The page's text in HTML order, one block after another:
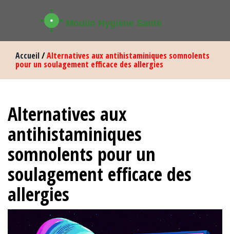
Accueil/Alternatives aux antihistaminiques somnolents
pour un soulagement efficace des allergies
Alternatives aux
antihistaminiques
somnolents pour un
soulagement efficace des
allergies